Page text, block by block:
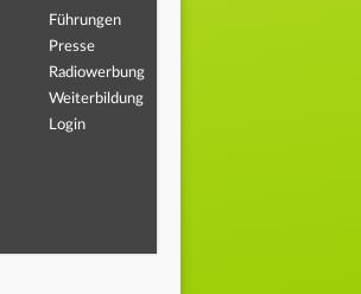
Führungen
Presse
Radiowerbung
Weiterbildung
Login